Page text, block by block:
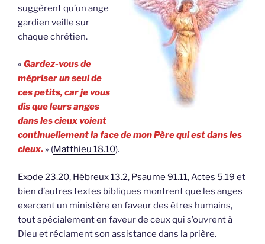
suggèrent qu’un ange
gardien veille sur
chaque chrétien.
« Gardez-vous de
mépriser un seul de
ces petits, car je vous
dis que leurs anges
dans les cieux voient
continuellement la face de mon Père qui est dans les
cieux. » (Matthieu 18.10).
Exode 23.20, Hébreux 13.2, Psaume 91.11, Actes 5.19 et
bien d’autres textes bibliques montrent que les anges
exercent un ministère en faveur des êtres humains,
tout spécialement en faveur de ceux qui s’ouvrent à
Dieu et réclament son assistance dans la prière.